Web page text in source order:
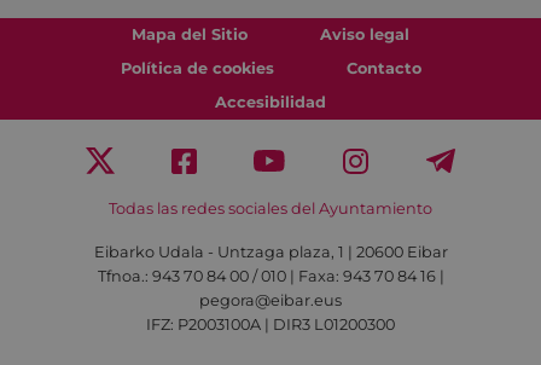
Mapa del Sitio
Aviso legal
Política de cookies
Contacto
Accesibilidad
Todas las redes sociales del Ayuntamiento
Eibarko Udala - Untzaga plaza, 1 | 20600 Eibar
Tfnoa.: 943 70 84 00 / 010 | Faxa: 943 70 84 16 |
pegora@eibar.eus
IFZ: P2003100A | DIR3 L01200300